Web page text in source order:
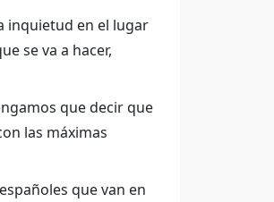
inquietud en el lugar
se va a hacer,
que decir que
las máximas
que van en